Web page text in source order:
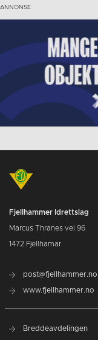
Fjellhammer Idrettslag
Marcus Thranes vei 96
1472 Fjellhamar
post@fjellhammer.no
www.fjellhammer.no
Breddeavdelingen